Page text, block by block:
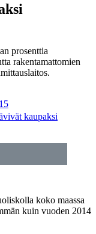
prosenttia
rakentamattomien
kaupaksi
koko maassa
kuin vuoden 2014